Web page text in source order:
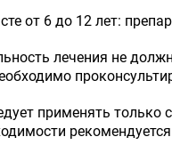
от 6 до 12 лет:
лечения не
применять только